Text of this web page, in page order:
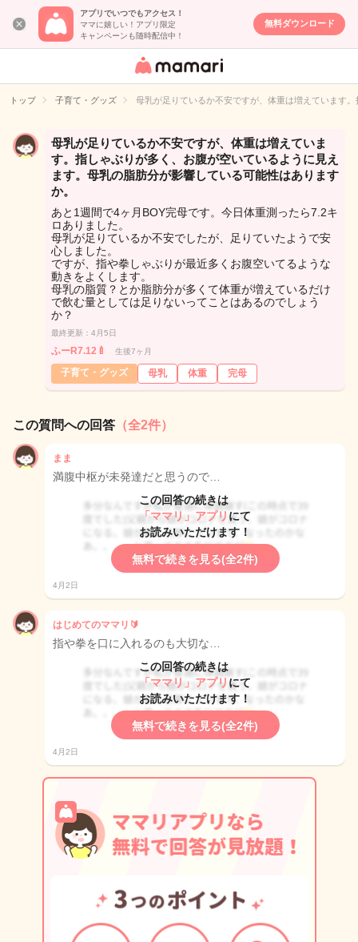
アプリでいつでもアクセス！
ママに嬉しい！アプリ限定
キャンペーンも随時配信中！
無料ダウンロード
女性専用匿名QA
イト
トップ 子育て・グッズ 母乳が足りているか不安ですが、体重は増えています
母乳が足りているか不安ですが、体重は増えていま
す。指しゃぶりが多く、お腹が空いているように見え
ます。母乳の脂肪分が影響している可能性はあります
か。
あと1週間で4ヶ月BOY完母です。今日体重測ったら7.2キ
ロありました。
母乳が足りているか不安でしたが、足りていたようで安
心しました。
ですが、指や拳しゃぶりが最近多くお腹空いてるような
動きをよくします。
母乳の脂質？とか脂肪分が多くて体重が増えているだけ
で飲む量としては足りないってことはあるのでしょう
か？
最終更新：4月5日
ふーR7.12🍼 生後7ヶ月
子育て・グッズ 母乳 体重 完母
この質問への回答 （全2件）
まま
満腹中枢が未発達だと思うので…
この回答の続きは
「ママリ」アプリ にて
お読みいただけます！
無料で続きを見る(全2件)
4月2日
はじめてのママリ🔰
指や拳を口に入れるのも大切な…
この回答の続きは
「ママリ」アプリ にて
お読みいただけます！
無料で続きを見る(全2件)
4月2日